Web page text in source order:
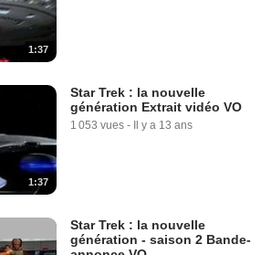
1:37
1:37
Star Trek : la nouvelle
génération Extrait vidéo VO
1 053 vues - Il y a 13 ans
Star Trek : la nouvelle
génération - saison 2 Bande-